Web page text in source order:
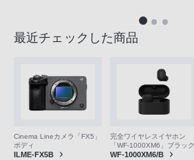
最近チェックした商品
Cinema Lineカメラ「FX5」
ボディ
ILME-FX5B
完全ワイヤレスイヤホン
「WF-1000XM6」ブラック
WF-1000XM6/B